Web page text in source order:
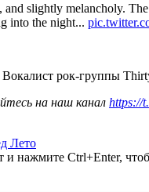
and slightly melancholy.
into the night...
Вокалист рок-группы
на наш канал https://
Лето
нажмите Ctrl+Enter,